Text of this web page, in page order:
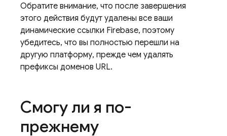
Обратите внимание, что после завершения
этого действия будут удалены все ваши
динамические ссылки Firebase, поэтому
убедитесь, что вы полностью перешли на
другую платформу, прежде чем удалять
префиксы доменов URL.
Смогу ли я по-
прежнему